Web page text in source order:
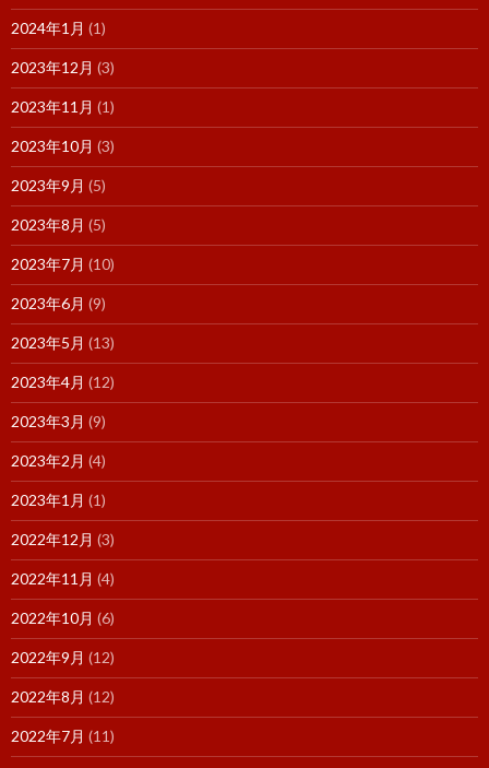
2024年1月 (1)
2023年12月 (3)
2023年11月 (1)
2023年10月 (3)
2023年9月 (5)
2023年8月 (5)
2023年7月 (10)
2023年6月 (9)
2023年5月 (13)
2023年4月 (12)
2023年3月 (9)
2023年2月 (4)
2023年1月 (1)
2022年12月 (3)
2022年11月 (4)
2022年10月 (6)
2022年9月 (12)
2022年8月 (12)
2022年7月 (11)